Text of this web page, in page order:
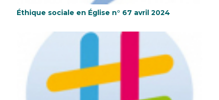
Éthique sociale en Église n° 67 avril 2024